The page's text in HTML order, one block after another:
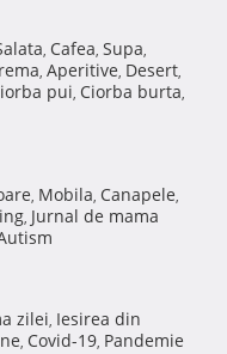
, Cafea, Supa,
, Aperitive, Desert,
pui, Ciorba burta,
, Mobila, Canapele,
, Jurnal de mama
zilei, Iesirea din
, Covid-19, Pandemie